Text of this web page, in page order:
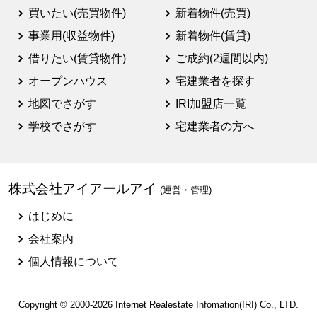
買いたい(売買物件)
事業用(収益物件)
借りたい(賃貸物件)
オープンハウス
地図でさがす
学校でさがす
新着物件(売買)
新着物件(賃貸)
ご成約(2週間以内)
宅建業者を探す
IRI加盟店一覧
宅建業者の方へ
株式会社アイアールアイ (運営・管理)
はじめに
会社案内
個人情報について
Copyright © 2000-2026 Internet Realestate Infomation(IRI) Co., LTD.